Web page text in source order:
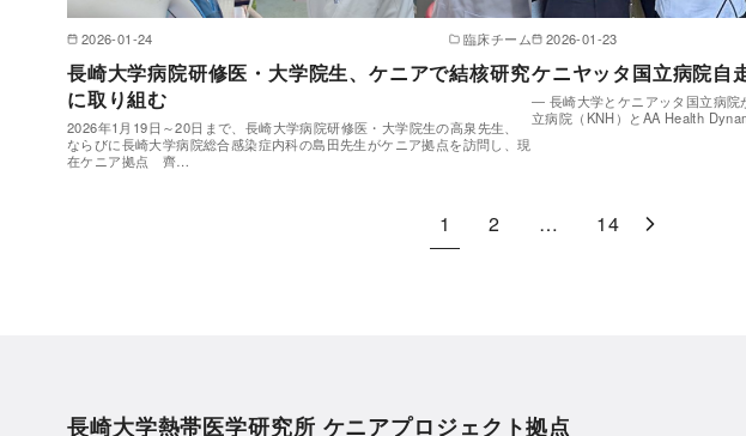
2026-01-24 臨床チーム
長崎大学病院研修医・大学院生、ケニアで結核研究
に取り組む
2026年1月19日～20日まで、長崎大学病院研修医・大学院生の高泉先生、
ならびに長崎大学病院総合感染症内科の島田先生がケニア拠点を訪問し、現
在ケニア拠点 齊…
2026-01-23
ケニヤッタ国立病院自
― 長崎大学とケニアッタ国立病
立病院（KNH）とAA Health
1 2 … 14
長崎大学熱帯医学研究所 ケニアプロジェクト拠点